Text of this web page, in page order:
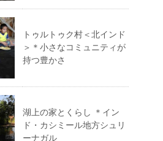
トゥルトゥク村＜北インド
＞＊小さなコミュニティが
持つ豊かさ
湖上の家とくらし ＊イン
ド・カシミール地方シュリ
ーナガル